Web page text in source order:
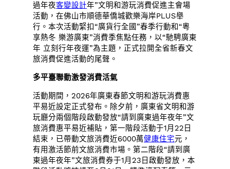
過年夜客變設計年”文明和游玩消費促進主會場
活動，在佛山市順德華僑城歡樂海岸PLUS舉
行。本次活動緊扣“廣貨行全國”春季行動和“粵
享熱冬 樂游廣東”消費季焦點任務，以“馳騁廣東
年 立刻行年夜運”為主題，正式拉開全省新春文
旅消費促進活動的尾聲。
多平臺聯動激發消費活氣
活動期間，2026年廣東春節文明和游玩消費惠
平易近設定正式發布。除夕前，廣東省文明和游
玩廳分兩個階段啟動發放“請到廣東過年夜年”文
旅消費惠平易近補貼，第一階段活動于1月22日
結束，已帶動文旅消費近6000萬健康住宅元，
有用激活節前文旅消費市場。第二階段“請到廣
東過年夜年”文旅消費券于1月23日啟動發放，本